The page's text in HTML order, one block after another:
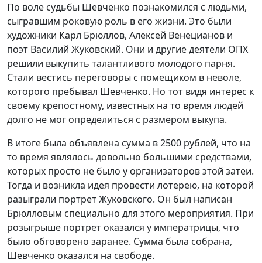
По воле судьбы Шевченко познакомился с людьми,
сыгравшим роковую роль в его жизни. Это были
художники Карл Брюллов, Алексей Венецианов и
поэт Василий Жуковский. Они и другие деятели ОПХ
решили выкупить талантливого молодого парня.
Стали вестись переговоры с помещиком в неволе,
которого пребывал Шевченко. Но тот видя интерес к
своему крепостному, известных на то время людей
долго не мог определиться с размером выкупа.
В итоге была объявлена сумма в 2500 рублей, что на
то время являлось довольно большими средствами,
которых просто не было у организаторов этой затеи.
Тогда и возникла идея провести лотерею, на которой
разыграли портрет Жуковского. Он был написан
Брюлловым специально для этого мероприятия. При
розыгрыше портрет оказался у императрицы, что
было обговорено заранее. Сумма была собрана,
Шевченко оказался на свободе.